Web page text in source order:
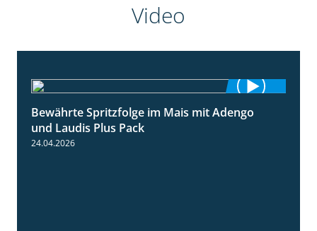
Video
1:22
Bewährte Spritzfolge im Mais mit Adengo
und Laudis Plus Pack
24.04.2026